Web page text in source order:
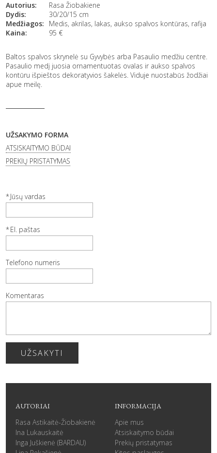
Autorius:
Rasa Žiobakiene
Dydis:
30/20/15 cm
Medžiagos:
Medis, akrilas, lakas, aukso spalvos kontūras, rafija
Kaina:
95 €
Baltos spalvos skrynelė su Gyvybės arba Pasaulio medžiu centre.
Pasaulio medį juosia ornamentuotas ovalas ir aukso spalvos
kontūru išpieštos dekoratyvios šakelės. Viduje nuostabūs žodžiai
apue meilę.
UŽSAKYMO FORMA
ATSISKAITYMO BŪDAI
PREKIŲ PRISTATYMAS
Jūsų vardas
El. paštas
Telefono numeris
Komentaras
UŽSAKYTI
AUTORIAI
Rasa Astikaitė-Žiobakienė
Ina Lukauskaitė
Inga Juškienė (BARDAU)
INFORMACIJA
Apie mus
Atsiskaitymo būdai
Prekių pristatymas